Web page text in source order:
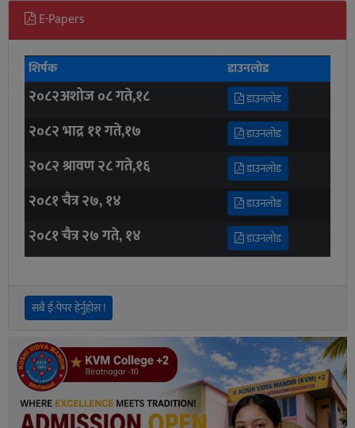
E-Papers
शिर्षक डाउनलोड
२०८२अशोज ०८ गते,१८ डाउनलोड
२०८२ भाद्र ११ गते,१७ डाउनलोड
२०८२ श्रावण २८ गते,१६ डाउनलोड
२०८१ चैत्र २७, १४ डाउनलोड
२०८१ चैत्र २७ गते, १४ डाउनलोड
सबै ई-पेपर हेर्नुहोस !